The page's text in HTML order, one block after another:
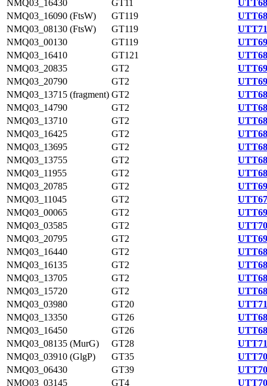
NMQ03_16430 GT11
NMQ03_16090 (FtsW)
GT119
NMQ03_08130 (FtsW)
GT119
NMQ03_00130
GT119
NMQ03_16410
GT121
NMQ03_20835
GT2
NMQ03_20790
GT2
NMQ03_13715 (fragment) GT2
NMQ03_14790
GT2
NMQ03_13710
GT2
NMQ03_16425
GT2
NMQ03_13695
GT2
NMQ03_13755
GT2
NMQ03_11955
GT2
NMQ03_20785
GT2
NMQ03_11045
GT2
NMQ03_00065
GT2
NMQ03_03585
GT2
NMQ03_20795
GT2
NMQ03_16440
GT2
NMQ03_16135
GT2
NMQ03_13705
GT2
NMQ03_15720
GT2
NMQ03_03980
GT20
NMQ03_13350
GT26
NMQ03_16450
GT26
NMQ03_08135 (MurG)
GT28
NMQ03_03910 (GlgP)
GT35
NMQ03_06430
GT39
NMQ03_03145
GT4